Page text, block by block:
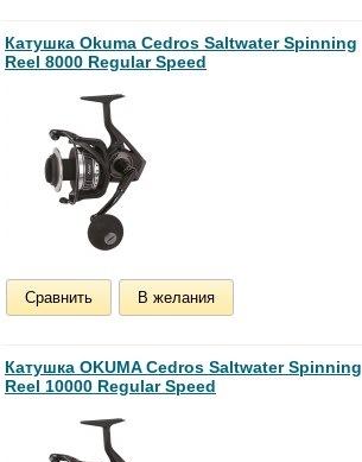
Катушка Okuma Cedros Saltwater Spinning
Reel 8000 Regular Speed
Сравнить В желания
Катушка OKUMA Cedros Saltwater Spinning
Reel 10000 Regular Speed